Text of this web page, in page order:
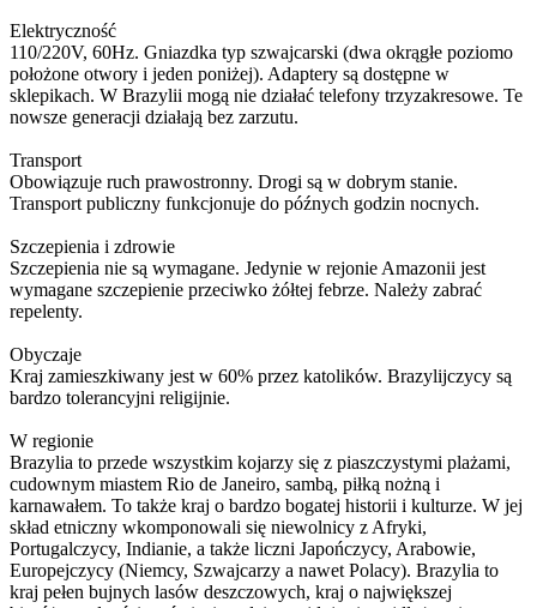
Elektryczność
110/220V, 60Hz. Gniazdka typ szwajcarski (dwa okrągłe poziomo
położone otwory i jeden poniżej). Adaptery są dostępne w
sklepikach. W Brazylii mogą nie działać telefony trzyzakresowe. Te
nowsze generacji działają bez zarzutu.
Transport
Obowiązuje ruch prawostronny. Drogi są w dobrym stanie.
Transport publiczny funkcjonuje do późnych godzin nocnych.
Szczepienia i zdrowie
Szczepienia nie są wymagane. Jedynie w rejonie Amazonii jest
wymagane szczepienie przeciwko żółtej febrze. Należy zabrać
repelenty.
Obyczaje
Kraj zamieszkiwany jest w 60% przez katolików. Brazylijczycy są
bardzo tolerancyjni religijnie.
W regionie
Brazylia to przede wszystkim kojarzy się z piaszczystymi plażami,
cudownym miastem Rio de Janeiro, sambą, piłką nożną i
karnawałem. To także kraj o bardzo bogatej historii i kulturze. W jej
skład etniczny wkomponowali się niewolnicy z Afryki,
Portugalczycy, Indianie, a także liczni Japończycy, Arabowie,
Europejczycy (Niemcy, Szwajcarzy a nawet Polacy). Brazylia to
kraj pełen bujnych lasów deszczowych, kraj o największej